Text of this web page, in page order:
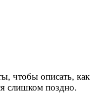
чтобы описать, как
слишком поздно.